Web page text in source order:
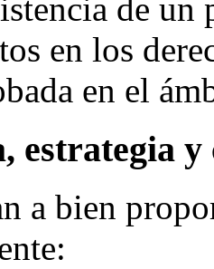
de un
en los
en el
estrategia
a bien